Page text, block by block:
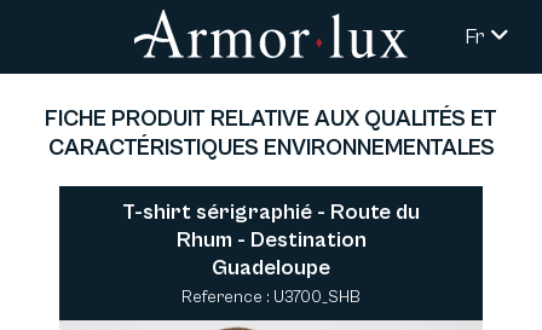
Fr
FICHE PRODUIT RELATIVE AUX QUALITÉS ET
CARACTÉRISTIQUES ENVIRONNEMENTALES
T-shirt sérigraphié - Route du
Rhum - Destination
Guadeloupe
Reference : U3700_SHB